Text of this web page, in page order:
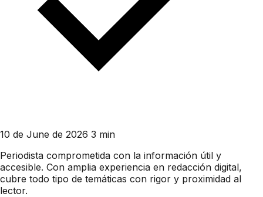
10 de June de 2026 3 min
Periodista comprometida con la información útil y
accesible. Con amplia experiencia en redacción digital,
cubre todo tipo de temáticas con rigor y proximidad al
lector.